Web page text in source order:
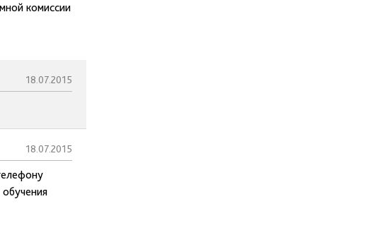
комиссии
18.07.2015
18.07.2015